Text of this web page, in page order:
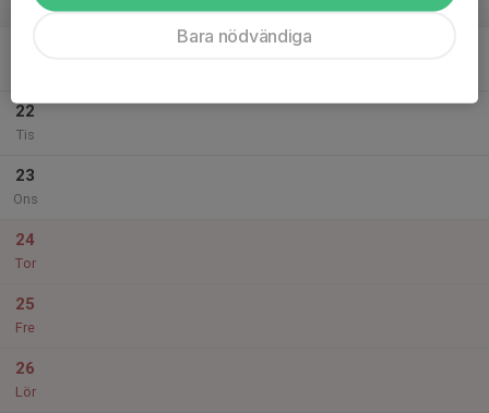
v.52
22
Tis
23
Ons
24
Tor
25
Fre
26
Lör
Bara nödvändiga